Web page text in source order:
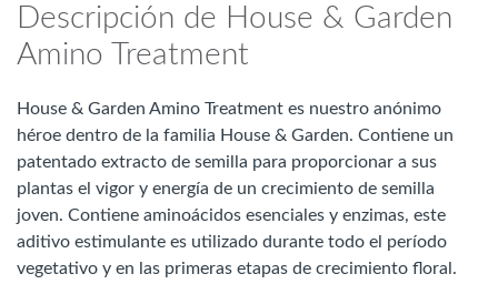
Descripción de House & Garden
Amino Treatment
House & Garden Amino Treatment es nuestro anónimo
héroe dentro de la familia House & Garden. Contiene un
patentado extracto de semilla para proporcionar a sus
plantas el vigor y energía de un crecimiento de semilla
joven. Contiene aminoácidos esenciales y enzimas, este
aditivo estimulante es utilizado durante todo el período
vegetativo y en las primeras etapas de crecimiento floral.